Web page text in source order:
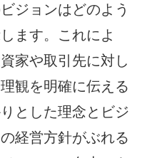
ジョンはどのよう
ます。これによ
家や取引先に対し
観を明確に伝える
とした理念とビジ
経営方針がぶれる